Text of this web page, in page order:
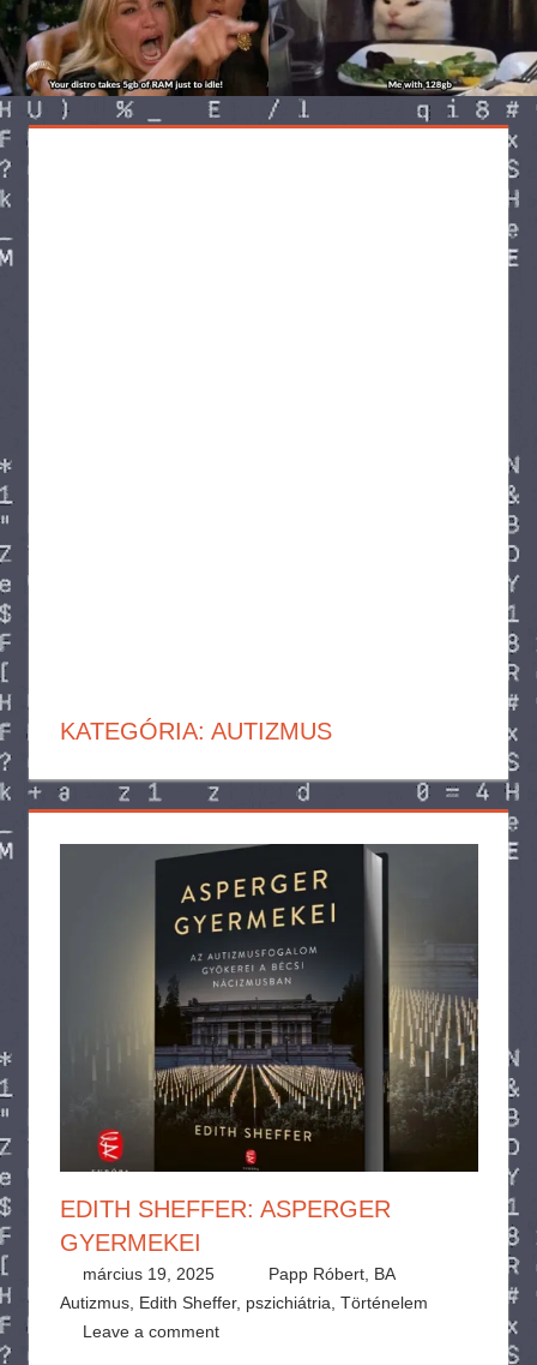
KATEGÓRIA: AUTIZMUS
EDITH SHEFFER: ASPERGER
GYERMEKEI
március 19, 2025
Papp Róbert, BA
Autizmus, Edith Sheffer, pszichiátria Történelem
Leave a comment